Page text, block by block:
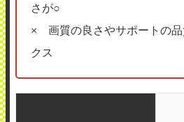
さが○
× 画質の良さやサポートの品
クス